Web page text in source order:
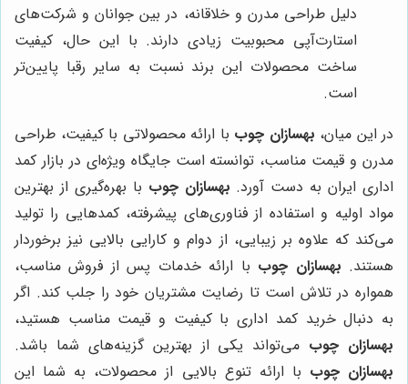
دلیل طراحی مدرن و خلاقانه، در بین جوانان و شرکت‌های
استارت‌آپی محبوبیت زیادی دارند. با این حال، کیفیت
ساخت محصولات این برند نسبت به سایر رقبا پایین‌تر
است.
در این میان، بهسازان چوب با ارائه محصولاتی با کیفیت، طراحی
مدرن و قیمت مناسب، توانسته است جایگاه ویژه‌ای در بازار کمد
اداری ایران به دست آورد. بهسازان چوب با بهره‌گیری از بهترین
مواد اولیه و استفاده از فناوری‌های پیشرفته، کمدهایی را تولید
می‌کند که علاوه بر زیبایی، از دوام و کارایی بالایی نیز برخوردار
هستند. بهسازان چوب با ارائه خدمات پس از فروش مناسب،
همواره در تلاش است تا رضایت مشتریان خود را جلب کند. اگر
به دنبال خرید کمد اداری با کیفیت و قیمت مناسب هستید،
بهسازان چوب می‌تواند یکی از بهترین گزینه‌های شما باشد.
بهسازان چوب با ارائه تنوع بالایی از محصولات، به شما این